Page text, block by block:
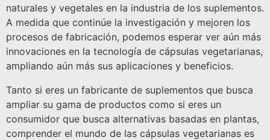
naturales y vegetales en la industria de los suplementos.
A medida que continúe la investigación y mejoren los
procesos de fabricación, podemos esperar ver aún más
innovaciones en la tecnología de cápsulas vegetarianas,
ampliando aún más sus aplicaciones y beneficios.
Tanto si eres un fabricante de suplementos que busca
ampliar su gama de productos como si eres un
consumidor que busca alternativas basadas en plantas,
comprender el mundo de las cápsulas vegetarianas es